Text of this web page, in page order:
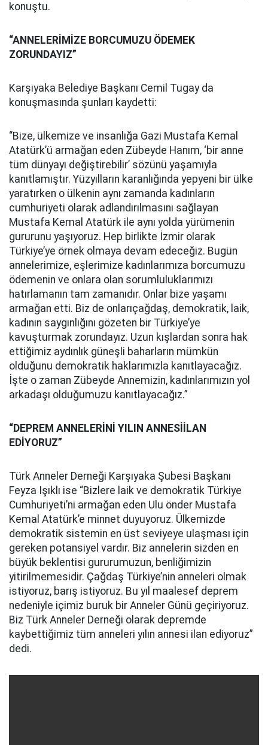
konuştu.
“ANNELERİMİZE BORCUMUZU ÖDEMEK
ZORUNDAYIZ”
Karşıyaka Belediye Başkanı Cemil Tugay da
konuşmasında şunları kaydetti:
“Bize, ülkemize ve insanlığa Gazi Mustafa Kemal
Atatürk’ü armağan eden Zübeyde Hanım, ‘bir anne
tüm dünyayı değiştirebilir’ sözünü yaşamıyla
kanıtlamıştır. Yüzyılların karanlığında yepyeni bir ülke
yaratırken o ülkenin aynı zamanda kadınların
cumhuriyeti olarak adlandırılmasını sağlayan
Mustafa Kemal Atatürk ile aynı yolda yürümenin
gururunu yaşıyoruz. Hep birlikte İzmir olarak
Türkiye’ye örnek olmaya devam edeceğiz. Bugün
annelerimize, eşlerimize kadınlarımıza borcumuzu
ödemenin ve onlara olan sorumluluklarımızı
hatırlamanın tam zamanıdır. Onlar bize yaşamı
armağan etti. Biz de onlarıçağdaş, demokratik, laik,
kadının saygınlığını gözeten bir Türkiye’ye
kavuşturmak zorundayız. Uzun kışlardan sonra hak
ettiğimiz aydınlık güneşli baharların mümkün
olduğunu demokratik haklarımızla kanıtlayacağız.
İşte o zaman Zübeyde Annemizin, kadınlarımızın yol
arkadaşı olduğumuzu kanıtlayacağız.”
“DEPREM ANNELERİNİ YILIN ANNESİİLAN
EDİYORUZ”
Türk Anneler Derneği Karşıyaka Şubesi Başkanı
Feyza Işıklı ise “Bizlere laik ve demokratik Türkiye
Cumhuriyeti’ni armağan eden Ulu önder Mustafa
Kemal Atatürk’e minnet duyuyoruz. Ülkemizde
demokratik sistemin en üst seviyeye ulaşması için
gereken potansiyel vardır. Biz annelerin sizden en
büyük beklentisi gururumuzun, benliğimizin
yitirilmemesidir. Çağdaş Türkiye’nin anneleri olmak
istiyoruz, barış istiyoruz. Bu yıl maalesef deprem
nedeniyle içimiz buruk bir Anneler Günü geçiriyoruz.
Biz Türk Anneler Derneği olarak depremde
kaybettiğimiz tüm anneleri yılın annesi ilan ediyoruz”
dedi.